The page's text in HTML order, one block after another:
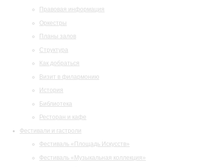
Правовая информация
Оркестры
Планы залов
Структура
Как добраться
Визит в филармонию
История
Библиотека
Ресторан и кафе
Фестивали и гастроли
Фестиваль «Площадь Искусств»
Фестиваль «Музыкальная коллекция»